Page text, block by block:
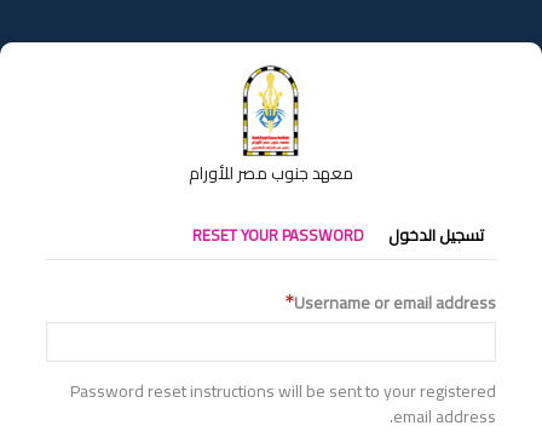
إلى
المحتوى
معهد جنوب مصر للأورام
التبويبات
الأساسية
تسجيل الدخول RESET YOUR PASSWORD
Username or email address
Password reset instructions will be sent to your registered
email address.